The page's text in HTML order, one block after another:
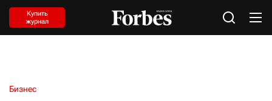
Купить
журнал
Бизнес